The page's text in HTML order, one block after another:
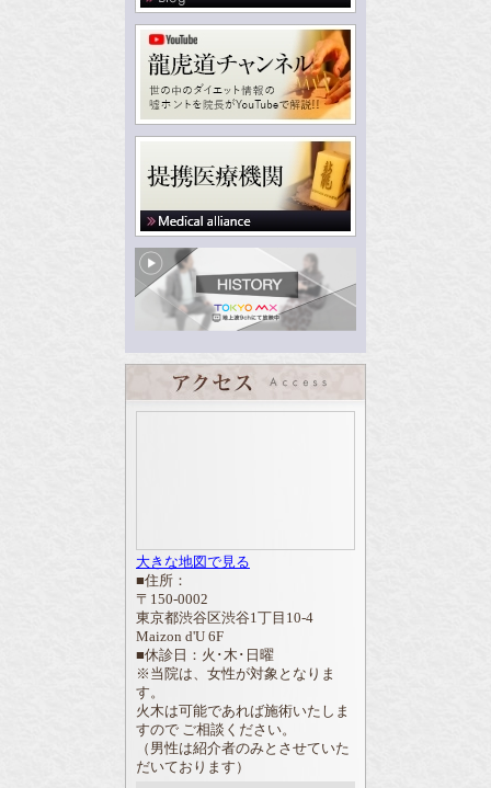
大きな地図で見る
■住所：
〒150-0002
東京都渋谷区渋谷1丁目10-4
Maizon d'U 6F
■休診日：火･木･日曜
※当院は、女性が対象となりま
す。
火木は可能であれば施術いたしま
すので ご相談ください。
（男性は紹介者のみとさせていた
だいております）